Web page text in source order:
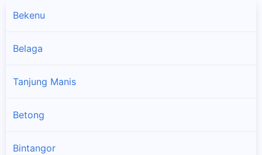
Bekenu
Belaga
Tanjung Manis
Betong
Bintangor